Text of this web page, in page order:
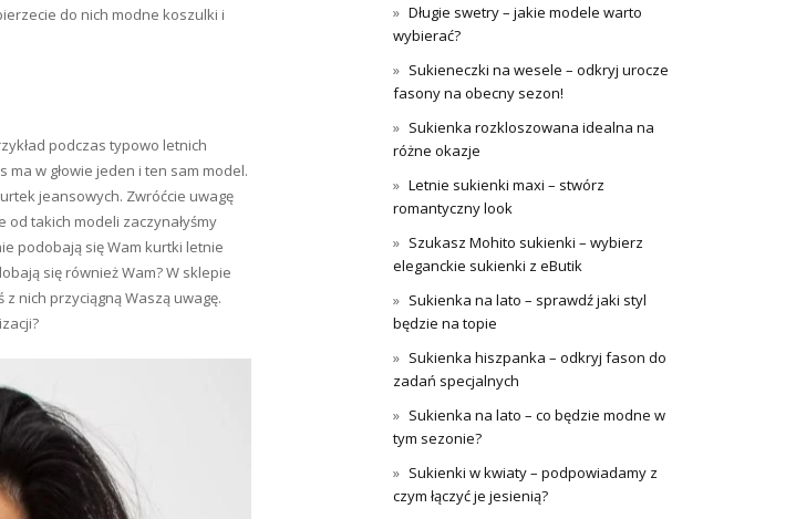
do nich modne koszulki i
podczas typowo letnich
w głowie jeden i ten sam model.
jeansowych. Zwróćcie uwagę
takich modeli zaczynałyśmy
podobają się Wam kurtki letnie
się również Wam? W sklepie
nich przyciągną Waszą uwagę.
Długie swetry – jakie modele warto
wybierać?
Sukieneczki na wesele – odkryj urocze
fasony na obecny sezon!
Sukienka rozkloszowana idealna na
różne okazje
Letnie sukienki maxi – stwórz
romantyczny look
Szukasz Mohito sukienki – wybierz
eleganckie sukienki z eButik
Sukienka na lato – sprawdź jaki styl
będzie na topie
Sukienka hiszpanka – odkryj fason do
zadań specjalnych
Sukienka na lato – co będzie modne w
tym sezonie?
Sukienki w kwiaty – podpowiadamy z
czym łączyć je jesienią?